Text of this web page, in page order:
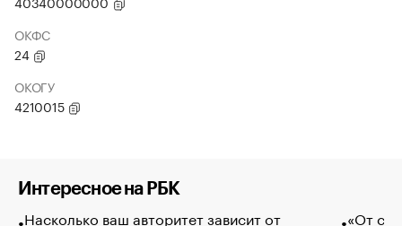
ОКФС
24
ОКОГУ
4210015
Интересное на РБК
Насколько ваш авторитет зависит от
«От